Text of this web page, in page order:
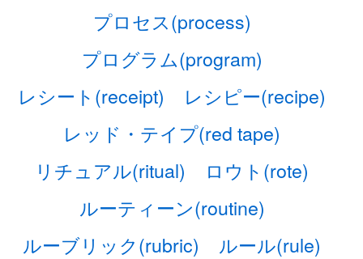
プロセス(process)
プログラム(program)
レシート(receipt)
レシピー(recipe)
レッド・テイプ(red tape)
リチュアル(ritual)
ロウト(rote)
ルーティーン(routine)
ルーブリック(rubric)
ルール(rule)